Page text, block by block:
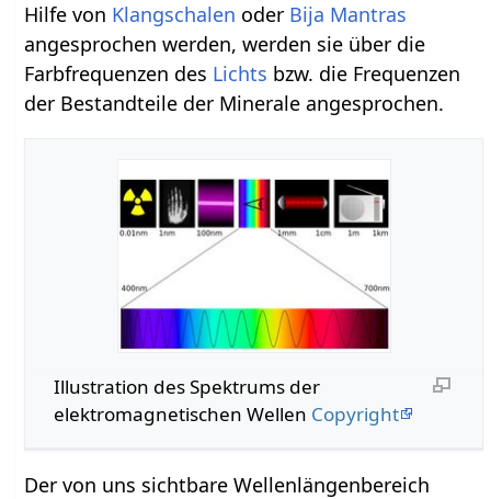
Hilfe von Klangschalen oder Bija Mantras
angesprochen werden, werden sie über die
Farbfrequenzen des Lichts bzw. die Frequenzen
der Bestandteile der Minerale angesprochen.
Illustration des Spektrums der
elektromagnetischen Wellen Copyright
Der von uns sichtbare Wellenlängenbereich